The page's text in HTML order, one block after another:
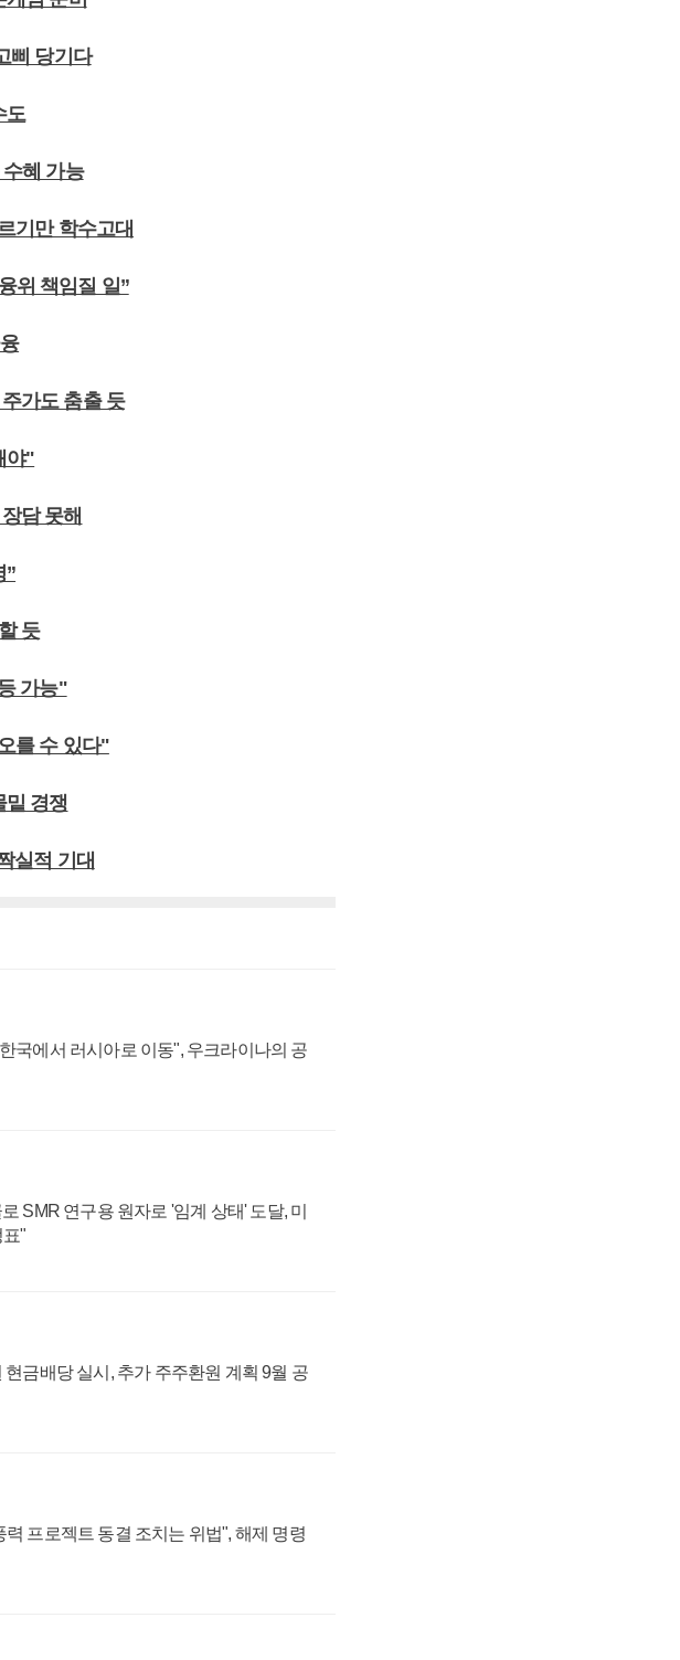
삐 당기다
도
혜 가능
기만 학수고대
위 책임질 일”
가도 춤출 듯
야"
담 못해
”
듯
가능"
를 수 있다"
밑 경쟁
실적 기대
국에서 러시아로 이동", 우크라이나의 공
SMR 연구용 원자로 '임계 상태' 도달, 미
표"
금배당 실시, 추가 주주환원 계획 9월 공
프로젝트 동결 조치는 위법", 해제 명령